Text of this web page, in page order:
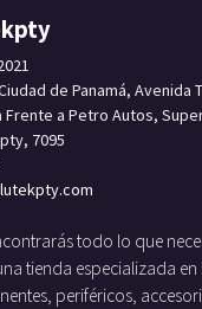
de Panamá, Avenida
Frente a Petro Autos,
7095
todo lo que
tienda especializada en
periféricos,